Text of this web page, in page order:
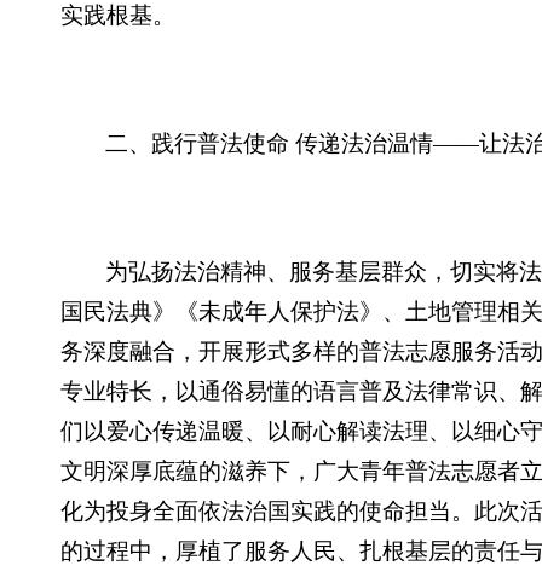
实践根基。
二、践行普法使命 传递法治温情——让法
为弘扬法治精神、服务基层群众，切实将
国民法典》《未成年人保护法》、土地管理相
务深度融合，开展形式多样的普法志愿服务活
专业特长，以通俗易懂的语言普及法律常识、
们以爱心传递温暖、以耐心解读法理、以细心
文明深厚底蕴的滋养下，广大青年普法志愿者
化为投身全面依法治国实践的使命担当。此次
的过程中，厚植了服务人民、扎根基层的责任